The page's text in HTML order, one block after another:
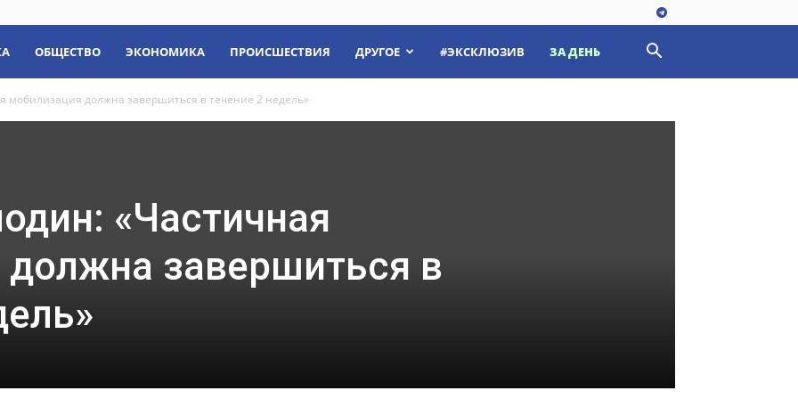
ОБЩЕСТВО ЭКОНОМИКА ПРОИСШЕСТВИЯ ДРУГОЕ #ЭКСКЛЮЗИВ ЗА ДЕНЬ
мобилизация должна завершиться в течение 2 недель»
«Частичная
завершиться в